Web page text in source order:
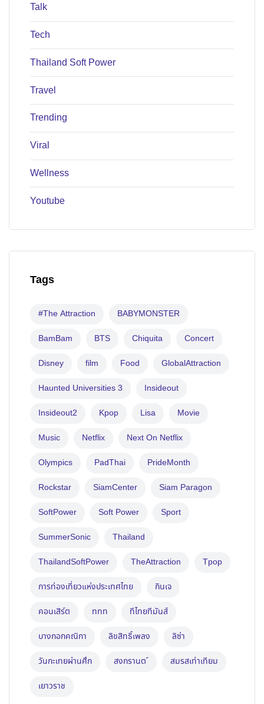
Talk
Tech
Thailand Soft Power
Travel
Trending
Viral
Wellness
Youtube
Tags
#The Attraction BABYMONSTER
BamBam BTS Chiquita Concert
Disney film Food GlobalAttraction
Haunted Universities 3 Insideout
Insideout2 Kpop Lisa Movie
Music Netflix Next On Netflix
Olympics PadThai PrideMonth
Rockstar SiamCenter Siam Paragon
SoftPower Soft Power Sport
SummerSonic Thailand
ThailandSoftPower TheAttraction Tpop
การท่องเที่ยวแห่งประเทศไทย กินเจ
คอนเสิร์ต ททท ทีไทยทีมันส์
บางกอกคณิกา ลิขสิทธิ์เพลง ลิซ่า
วันกะเทยผ่านศึก สงกรานต ์ สมรสเท่าเทียม
เยาวราช